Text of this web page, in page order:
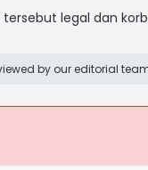
legal dan
by our editorial